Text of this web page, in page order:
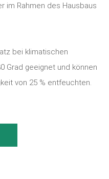
im Rahmen des Hausbaus
bei klimatischen
Grad geeignet und können
von 25 % entfeuchten.